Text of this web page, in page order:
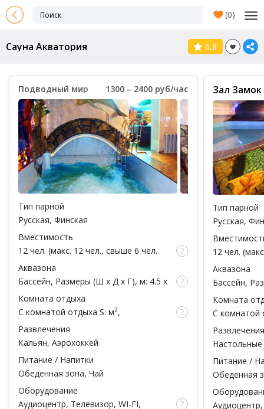
(0)
Сауна Акватория 6,8
Подводный мир 1300 – 2400 руб/час
Тип парной
Русская, Финская
Вместимость
12 чел. (макс. 12 чел., свыше 6 чел.
чел.)
Аквазона
Бассейн, Размеры (Ш x Д x Г), м: 4.5 x
Комната отдыха
С комнатой отдыха S: м2,
Развлечения
Кальян, Аэрохоккей
Питание / Напитки
Обеденная зона, Чай
Оборудование
Аудиоцентр, Телевизор, WI-FI,
Зал Замок
Тип парной
Русская,
12 чел.
чел.)
Аквазона
Бассейн,
Обливное
Комната
С комнатой
Развлечения
Питание /
Обеденная